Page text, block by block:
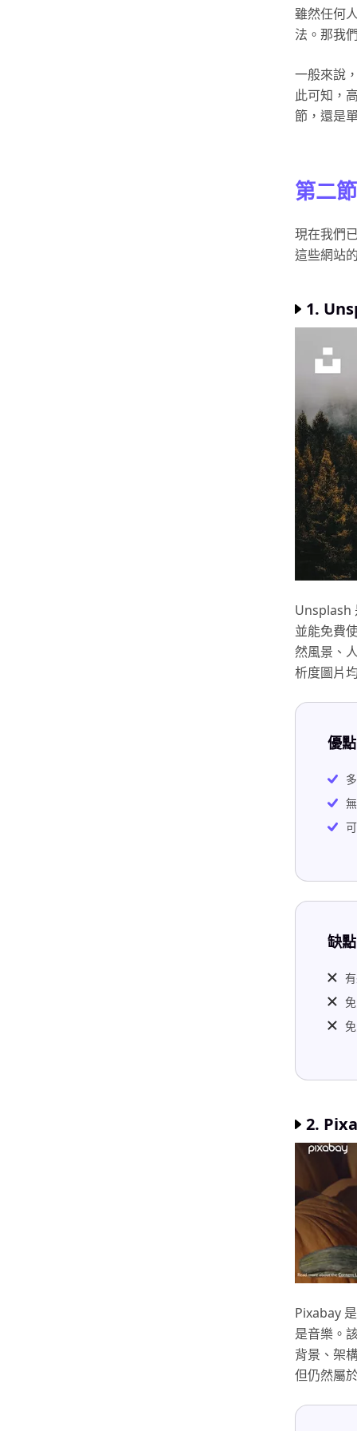
雖然任何
法。那我
一般來說
此可知，
節，還是
第二
現在我們
這些網站
1.
Unsplash
並能免費
然風景、
析度圖片
優
缺
2.
Pixabay
是音樂。
背景、架
但仍然屬